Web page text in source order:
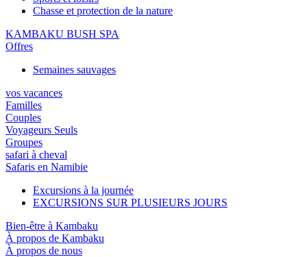
Chasse et protection de la nature
KAMBAKU BUSH SPA
Offres
Semaines sauvages
vos vacances
Familles
Couples
Voyageurs Seuls
Groupes
safari à cheval
Safaris en Namibie
Excursions à la journée
EXCURSIONS SUR PLUSIEURS JOURS
Bien-être à Kambaku
À propos de Kambaku
À propos de nous